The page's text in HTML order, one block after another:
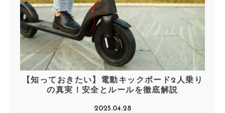
【知っておきたい】電動キックボード2人乗り
の真実！安全とルールを徹底解説
2025.04.28